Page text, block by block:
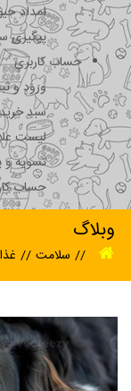
امداد
پیگیری
حساب کاربری
ورود و
سبد خرید
لیست
تسویه و
حساب
وبلاگ
سلامت